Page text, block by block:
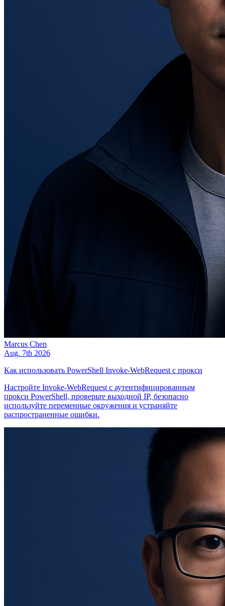
Marcus Chen
Aug. 7th 2026
Как использовать PowerShell Invoke-WebRequest с прокси
Настройте Invoke-WebRequest с аутентифицированным
прокси PowerShell, проверьте выходной IP, безопасно
используйте переменные окружения и устраняйте
распространенные ошибки.